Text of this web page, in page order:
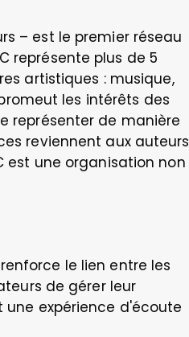
– est le premier réseau
représente plus de 5
artistiques : musique,
les intérêts des
représenter de manière
reviennent aux auteurs
est une organisation non
le lien entre les
de gérer leur
expérience d'écoute